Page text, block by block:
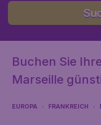
Buchen Sie
Marseille
EUROPA FRANKREICH